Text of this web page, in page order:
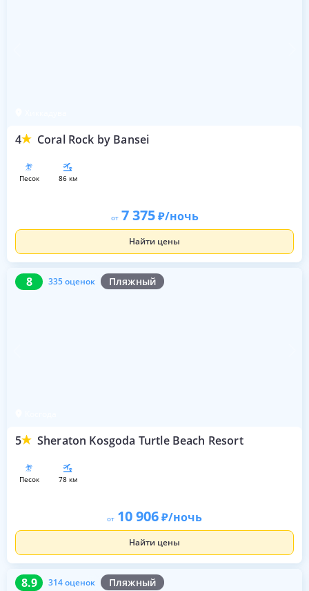
4 Coral Rock by Bansei
песок 86 км
от 7 375 /ночь
Найти цены
8 335 оценок Пляжный
5 Sheraton Kosgoda Turtle Beach Resort
8 335 оценок
песок 78 км
от 10 906 /ночь
Найти цены
8.9 314 оценок Пляжный
8.9 314 оценок